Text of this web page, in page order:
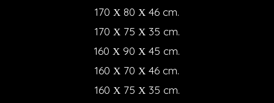
170 Χ 80 Χ 46 cm.
170 Χ 75 Χ 35 cm.
160 Χ 90 Χ 45 cm.
160 Χ 70 Χ 46 cm.
160 Χ 75 Χ 35 cm.